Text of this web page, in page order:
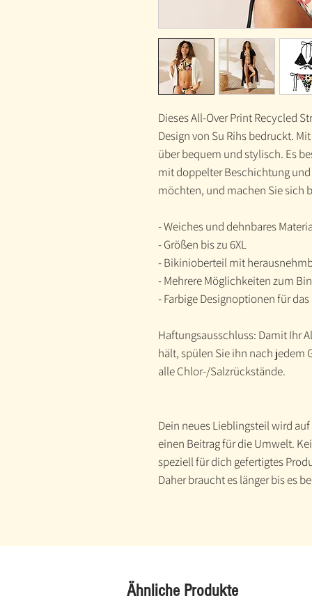
Dieses All-Over Print Recycled
Design von Su Rihs bedruckt.
über bequem und stylisch. Es
mit doppelter Beschichtung und
möchten, und machen Sie sich
- Weiches und dehnbares
- Größen bis zu 6XL
- Bikinioberteil mit
- Mehrere Möglichkeiten zum
- Farbige Designoptionen für
Haftungsausschluss: Damit Ihr
hält, spülen Sie ihn nach jedem
alle Chlor-/Salzrückstände.
Dein neues Lieblingsteil wird
einen Beitrag für die Umwelt.
speziell für dich gefertigtes
Daher braucht es länger bis es
Ähnliche Produkte